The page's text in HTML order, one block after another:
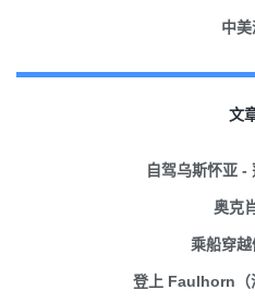
中美
文
自驾乌斯怀亚 -
奥克
乘船穿越
登上 Faulhorn（